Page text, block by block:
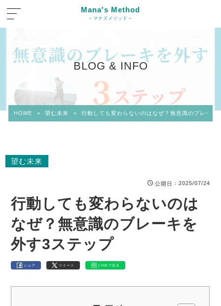
Mana's Method
～マナズメソッド～
BLOG & INFO
HOME > 望む未来 > 行動しても変わらないのはなぜ？無意識のブレーキ
望む未来
公開日 ：2025/07/24
行動しても変わらないのは
なぜ？無意識のブレーキを
外す3ステップ
シェア ツイート LINEで送る